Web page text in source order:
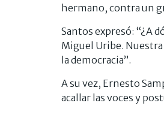
hermano, contra un
Santos expresó: “¿A
Miguel Uribe.
la democracia”.
A su vez, Ernesto
acallar las voces y